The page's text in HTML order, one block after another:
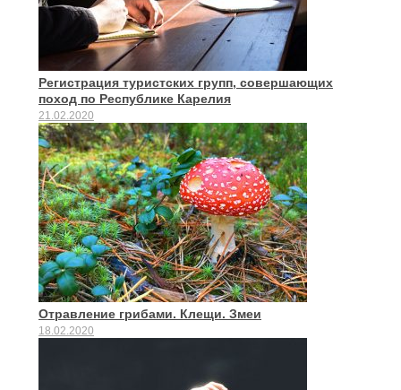
Регистрация туристских групп, совершающих
поход по Республике Карелия
21.02.2020
Отравление грибами. Клещи. Змеи
18.02.2020